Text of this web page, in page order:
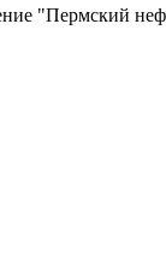
"Пермский